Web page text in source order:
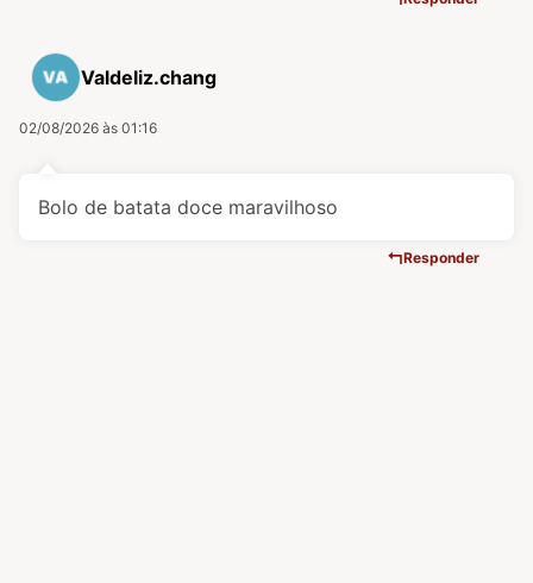
Valdeliz.chang
02/08/2026 às 01:16
Bolo de batata doce maravilhoso
Responder